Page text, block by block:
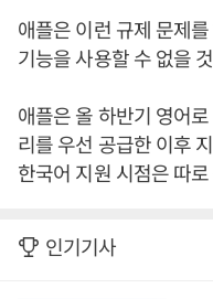
애플은 이런 규제 문제
기능을 사용할 수 없을
애플은 올 하반기 영어
리를 우선 공급한 이후
한국어 지원 시점은 따
인기기사